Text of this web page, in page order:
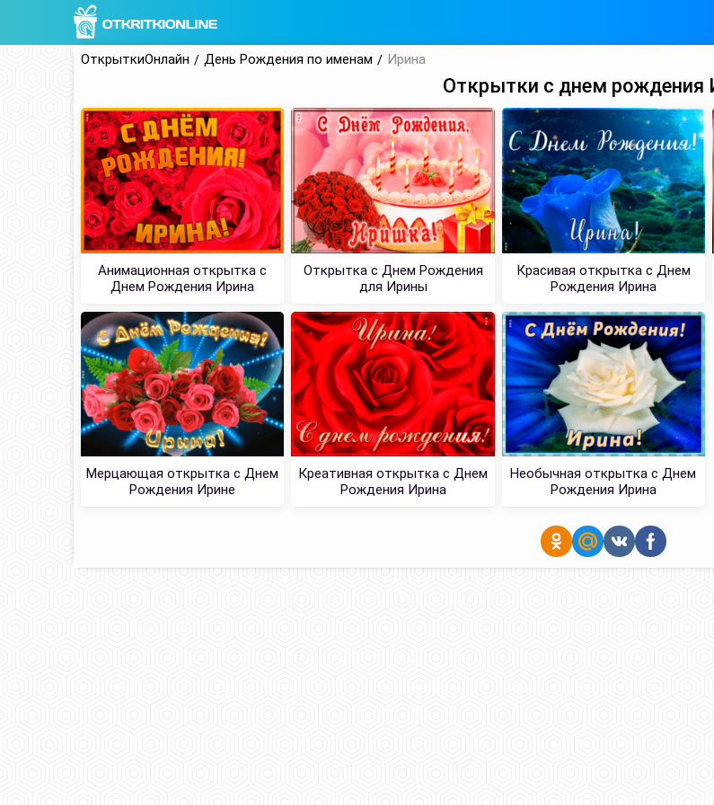
ОткрыткиОнлайн День Рождения по именам Ирина
Открытки с днем рождения
Анимационная открытка с
Днем Рождения Ирина
Открытка с Днем Рождения
для Ирины
Красивая открытка с Днем
Рождения Ирина
Мерцающая открытка с Днем
Рождения Ирине
Креативная открытка с Днем
Рождения Ирина
Необычная открытка с Днем
Рождения Ирина